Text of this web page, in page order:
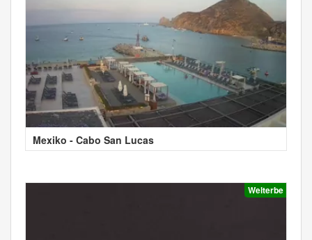
Mexiko - Cabo San Lucas
Welterbe